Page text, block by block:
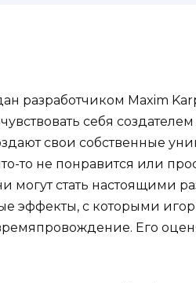
разработчиком Maxim
себя
свои собственные
то не понравится или
могут стать настоящими
эффекты, с которыми
Его